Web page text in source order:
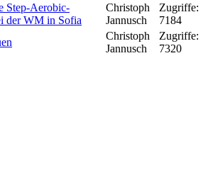
Step-Aerobic-
der WM in Sofia
Christoph
Jannusch
Zugriffe:
7184
Christoph
Jannusch
Zugriffe:
7320